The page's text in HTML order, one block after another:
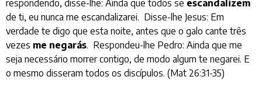
respondendo, disse-lhe: Ainda que todos se escandalizem
de ti, eu nunca me escandalizarei. Disse-lhe Jesus: Em
verdade te digo que esta noite, antes que o galo cante três
vezes me negarás. Respondeu-lhe Pedro: Ainda que me
seja necessário morrer contigo, de modo algum te negarei. E
o mesmo disseram todos os discípulos. (Mat 26:31-35)